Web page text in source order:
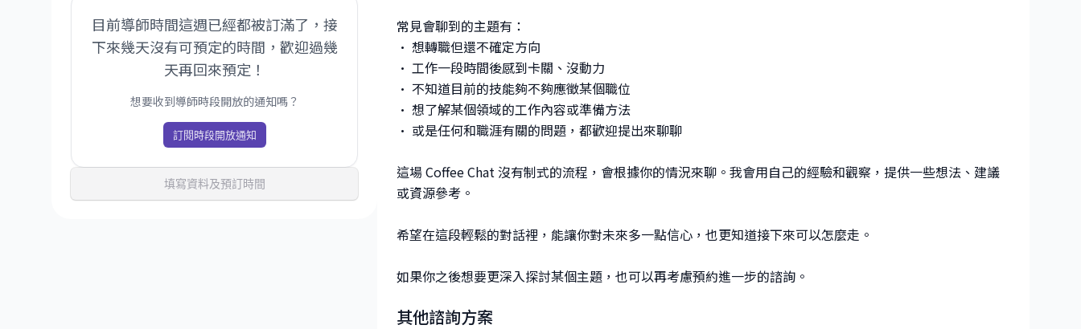
目前導師時間這週已經都被訂滿了，接
下來幾天沒有可預定的時間，歡迎過幾
天再回來預定！
想要收到導師時段開放的通知嗎？
訂閱時段開放通知
填寫資料及預訂時間
常見會聊到的主題有：
• 想轉職但還不確定方向
• 工作一段時間後感到卡關、沒動力
• 不知道目前的技能夠不夠應徵某個職位
• 想了解某個領域的工作內容或準備方法
• 或是任何和職涯有關的問題，都歡迎提出來聊聊
這場 Coffee Chat 沒有制式的流程，會根據你的情況來聊。我會用自己的經驗和觀察，提供一些想法、建議
或資源參考。
希望在這段輕鬆的對話裡，能讓你對未來多一點信心，也更知道接下來可以怎麼走。
其他諮詢方案